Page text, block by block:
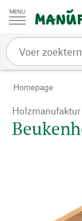
Passer au contenu
Homepage